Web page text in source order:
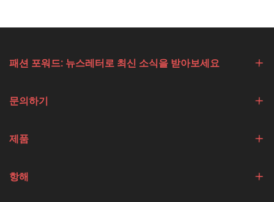
패션 포워드: 뉴스레터로 최신 소식을 받아보세요
문의하기
제품
항해